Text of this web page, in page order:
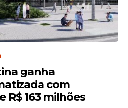
ganha
com
163 milhões